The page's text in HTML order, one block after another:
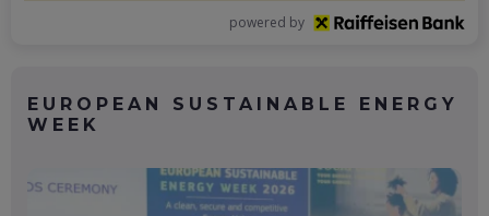
powered by
EUROPEAN SUSTAINABLE ENERGY
WEEK